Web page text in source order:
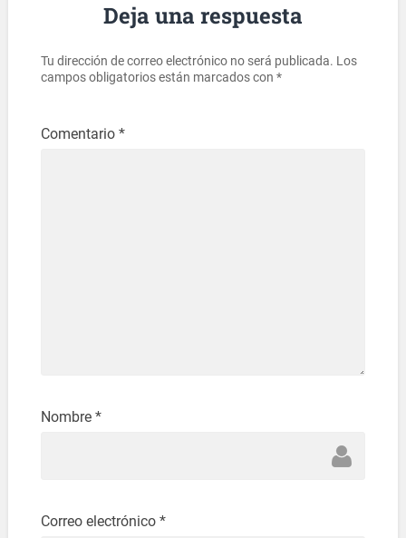
Deja una respuesta
Tu dirección de correo electrónico no será publicada. Los
campos obligatorios están marcados con *
Comentario *
Nombre *
Correo electrónico *